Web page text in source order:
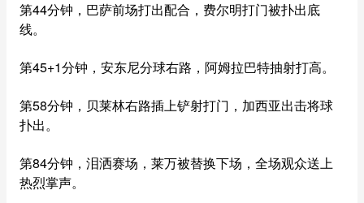
第44分钟，巴萨前场打出配合，费尔明打门被扑出底
线。
第45+1分钟，安东尼分球右路，阿姆拉巴特抽射打高。
第58分钟，贝莱林右路插上铲射打门，加西亚出击将球
扑出。
第84分钟，泪洒赛场，莱万被替换下场，全场观众送上
热烈掌声。